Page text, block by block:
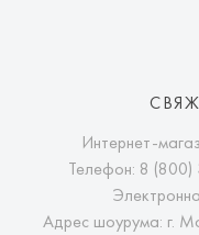
Интернет-
Телефон: 8 (800)
Адрес шоурума: г.